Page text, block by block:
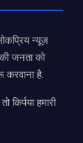
न्यूज़
की जनता को
है.
हमारी